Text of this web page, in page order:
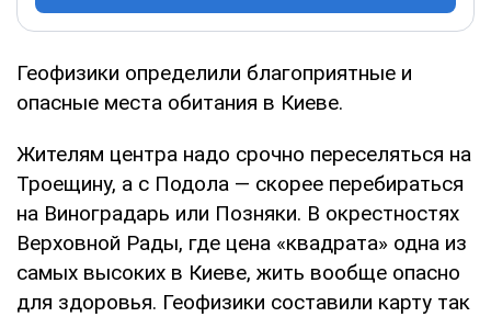
Геофизики определили благоприятные и
опасные места обитания в Киеве.
Жителям центра надо срочно переселяться на
Троещину, а с Подола — скорее перебираться
на Виноградарь или Позняки. В окрестностях
Верховной Рады, где цена «квадрата» одна из
самых высоких в Киеве, жить вообще опасно
для здоровья. Геофизики составили карту так